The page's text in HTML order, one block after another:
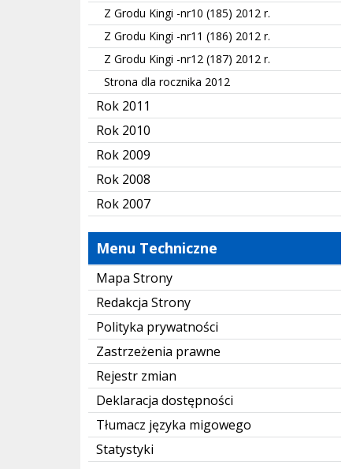
Z Grodu Kingi -nr10 (185) 2012 r.
Z Grodu Kingi -nr11 (186) 2012 r.
Z Grodu Kingi -nr12 (187) 2012 r.
Strona dla rocznika 2012
Rok 2011
Rok 2010
Rok 2009
Rok 2008
Rok 2007
Menu Techniczne
Mapa Strony
Redakcja Strony
Polityka prywatności
Zastrzeżenia prawne
Rejestr zmian
Deklaracja dostępności
Tłumacz języka migowego
Statystyki